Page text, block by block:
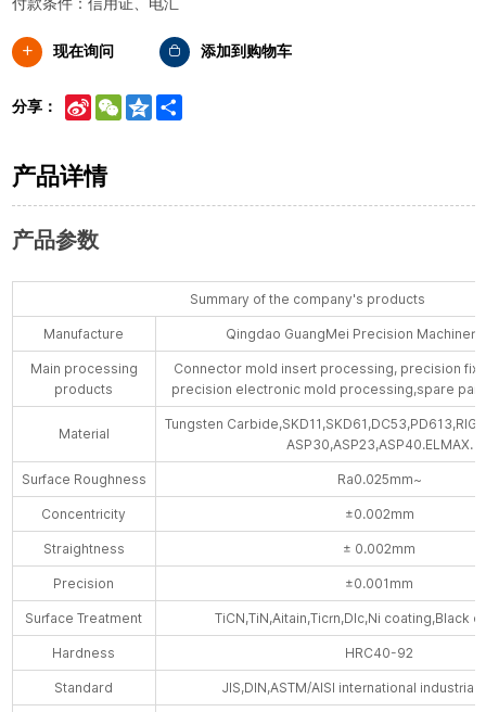
现在询问 添加到购物车
分享：
Sina
Weibo
WeChatQzone
产品详情
产品参数
Summary of the company's products
Manufacture Qingdao GuangMei Precision
Main processing
products
Connector mold insert processing, precision
precision electronic mold processing,spare
Material
Tungsten
ASP30,ASP23,ASP40.ELMAX.
Surface Roughness Ra0.025mm~
Concentricity ±0.002mm
Straightness ± 0.002mm
Precision ±0.001mm
Surface Treatment TiCN,TiN,Aitain,Ticrn,Dlc,Ni coating,Black
Hardness HRC40-92
Standard JIS,DIN,ASTM/AISI international industrial